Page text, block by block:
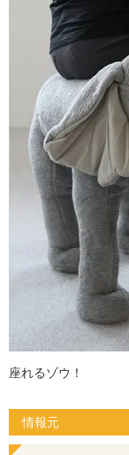
座れるゾウ！
情報元